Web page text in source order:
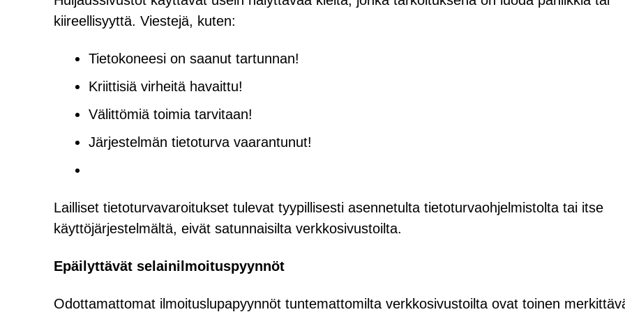
kiireellisyyttä. Viestejä, kuten:
Tietokoneesi on saanut tartunnan!
Kriittisiä virheitä havaittu!
Välittömiä toimia tarvitaan!
Järjestelmän tietoturva vaarantunut!
Lailliset tietoturvavaroitukset tulevat tyypillisesti asennetulta tietoturvaohjelmistolta tai itse
käyttöjärjestelmältä, eivät satunnaisilta verkkosivustoilta.
Epäilyttävät selainilmoituspyynnöt
Odottamattomat ilmoituslupapyynnöt tuntemattomilta verkkosivustoilta ovat toinen